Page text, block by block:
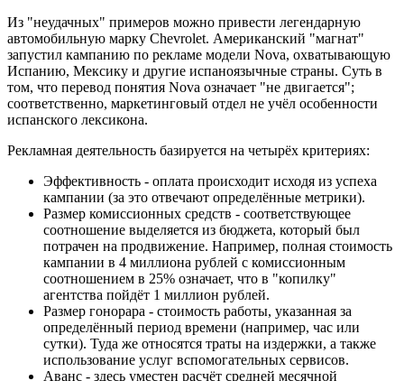
Из "неудачных" примеров можно привести легендарную
автомобильную марку Chevrolet. Американский "магнат"
запустил кампанию по рекламе модели Nova, охватывающую
Испанию, Мексику и другие испаноязычные страны. Суть в
том, что перевод понятия Nova означает "не двигается";
соответственно, маркетинговый отдел не учёл особенности
испанского лексикона.
Рекламная деятельность базируется на четырёх критериях:
Эффективность - оплата происходит исходя из успеха
кампании (за это отвечают определённые метрики).
Размер комиссионных средств - соответствующее
соотношение выделяется из бюджета, который был
потрачен на продвижение. Например, полная стоимость
кампании в 4 миллиона рублей с комиссионным
соотношением в 25% означает, что в "копилку"
агентства пойдёт 1 миллион рублей.
Размер гонорара - стоимость работы, указанная за
определённый период времени (например, час или
сутки). Туда же относятся траты на издержки, а также
использование услуг вспомогательных сервисов.
Аванс - здесь уместен расчёт средней месячной